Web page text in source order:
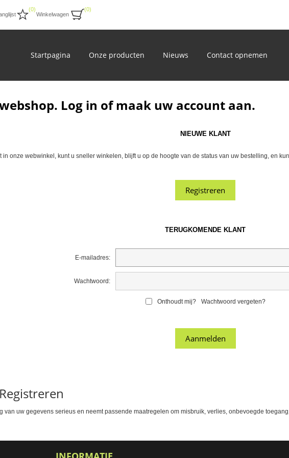
(0)
Winkelwagen
(0)
Startpagina Onze producten Nieuws Contact opnemen
Log in of maak uw account aan.
NIEUWE KLANT
onze webwinkel, kunt u sneller winkelen, blijft u op de hoogte van de status van uw bestelling, en
TERUGKOMENDE KLANT
E-mailadres:
Wachtwoord:
Onthoudt mij? Wachtwoord vergeten?
van uw gegevens serieus en neemt passende maatregelen om misbruik, verlies, onbevoegde